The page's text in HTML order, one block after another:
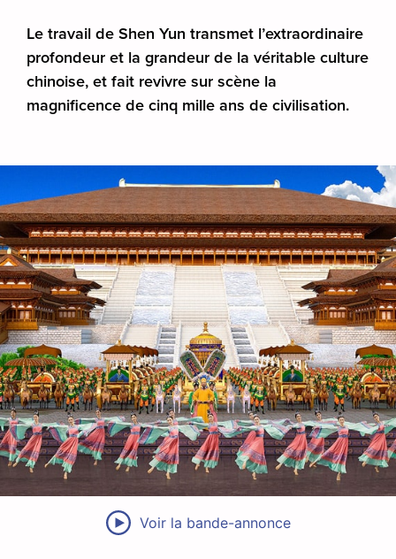
Le travail de Shen Yun transmet l’extraordinaire
profondeur et la grandeur de la véritable culture
chinoise, et fait revivre sur scène la
magnificence de cinq mille ans de civilisation.
Voir la bande-annonce